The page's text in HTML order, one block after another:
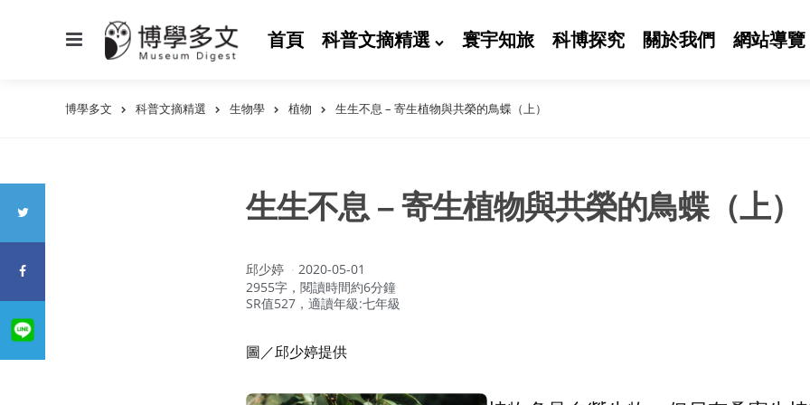
首頁 科普文摘精選 寰宇知旅 科博探究 關於我們 網站導覽
博學多文 科普文摘精選 生物學 植物 生生不息 – 寄生植物與共榮的鳥蝶（上）
生生不息 – 寄生植物與共榮的鳥蝶（上）
作
者：
邱少婷
2020-05-01
2955字，閱讀時間約6分鐘
SR值527，適讀年級:七年級
圖／邱少婷提供